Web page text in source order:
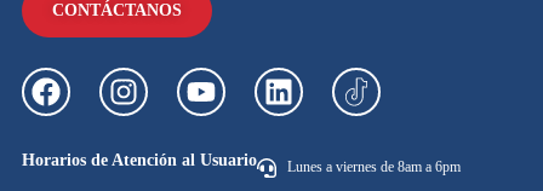
CONTÁCTANOS
Horarios de Atención al Usuario Lunes a viernes de 8am a 6pm